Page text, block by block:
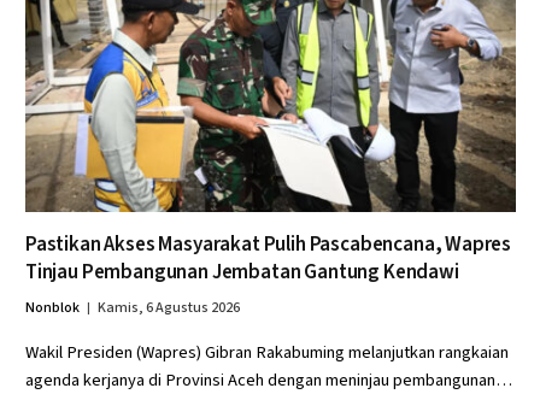
Pastikan Akses Masyarakat Pulih Pascabencana, Wapres
Tinjau Pembangunan Jembatan Gantung Kendawi
Nonblok Kamis, 6 Agustus 2026
Wakil Presiden (Wapres) Gibran Rakabuming melanjutkan rangkaian
agenda kerjanya di Provinsi Aceh dengan meninjau pembangunan…